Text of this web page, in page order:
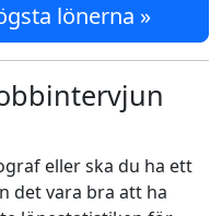
lönerna »
eller ska du ha ett
det vara bra att ha